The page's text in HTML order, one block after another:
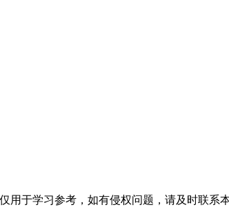
于学习参考，如有侵权问题，请及时联系